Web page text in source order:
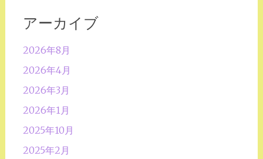
アーカイブ
2026年8月
2026年4月
2026年3月
2026年1月
2025年10月
2025年2月